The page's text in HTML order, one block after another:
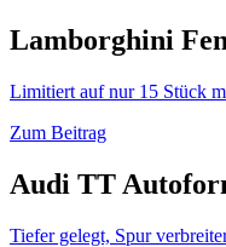
Lamborghini
Limitiert auf nur 15 Stück
Zum Beitrag
Audi TT
Tiefer gelegt, Spur